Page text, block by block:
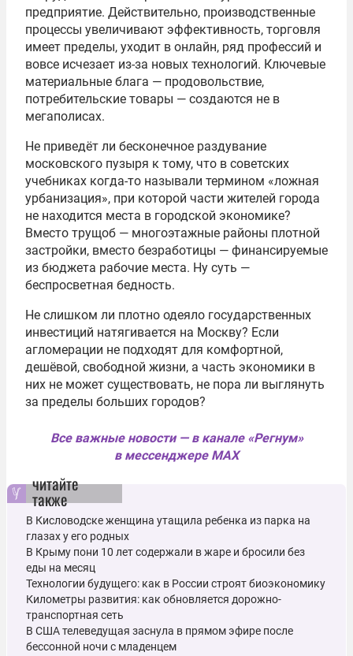
предприятие. Действительно, производственные
процессы увеличивают эффективность, торговля
имеет пределы, уходит в онлайн, ряд профессий и
вовсе исчезает из-за новых технологий. Ключевые
материальные блага — продовольствие,
потребительские товары — создаются не в
мегаполисах.
Не приведёт ли бесконечное раздувание
московского пузыря к тому, что в советских
учебниках когда-то называли термином «ложная
урбанизация», при которой части жителей города
не находится места в городской экономике?
Вместо трущоб — многоэтажные районы плотной
застройки, вместо безработицы — финансируемые
из бюджета рабочие места. Ну суть —
беспросветная бедность.
Не слишком ли плотно одеяло государственных
инвестиций натягивается на Москву? Если
агломерации не подходят для комфортной,
дешёвой, свободной жизни, а часть экономики в
них не может существовать, не пора ли выглянуть
за пределы больших городов?
Все важные новости — в канале «Регнум»
в мессенджере MAX
читайте
также
В Кисловодске женщина утащила ребенка из парка на
глазах у его родных
В Крыму пони 10 лет содержали в жаре и бросили без
еды на месяц
Технологии будущего: как в России строят биоэкономику
Километры развития: как обновляется дорожно-
транспортная сеть
В США телеведущая заснула в прямом эфире после
бессонной ночи с младенцем